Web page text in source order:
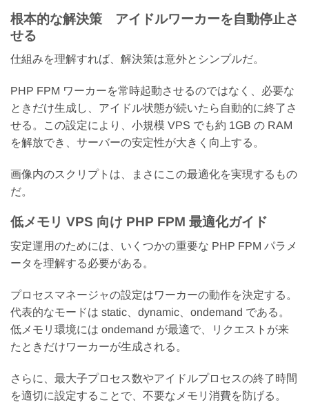
根本的な解決策 アイドルワーカーを自動停止さ
せる
仕組みを理解すれば、解決策は意外とシンプルだ。
PHP FPM ワーカーを常時起動させるのではなく、必要な
ときだけ生成し、アイドル状態が続いたら自動的に終了さ
せる。この設定により、小規模 VPS でも約 1GB の RAM
を解放でき、サーバーの安定性が大きく向上する。
画像内のスクリプトは、まさにこの最適化を実現するもの
だ。
低メモリ VPS 向け PHP FPM 最適化ガイド
安定運用のためには、いくつかの重要な PHP FPM パラメ
ータを理解する必要がある。
プロセスマネージャの設定はワーカーの動作を決定する。
代表的なモードは static、dynamic、ondemand である。
低メモリ環境には ondemand が最適で、リクエストが来
たときだけワーカーが生成される。
さらに、最大子プロセス数やアイドルプロセスの終了時間
を適切に設定することで、不要なメモリ消費を防げる。